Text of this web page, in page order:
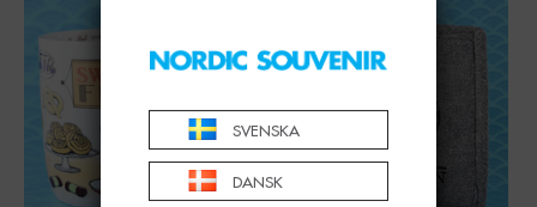
SVENSKA
DANSK